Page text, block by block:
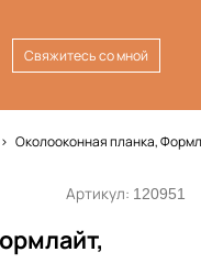
Свяжитесь со мной
Околооконная планка,
Артикул: 120951